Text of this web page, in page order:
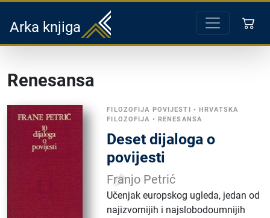
Arka knjiga
Renesansa
FILOZOFIJA POVIJESTI •HRVATSKA
FILOZOFIJA • RENESANSA
Deset dijaloga o
povijesti
Franjo Petrić
Učenjak europskog ugleda, jedan od
najizvornijih i najslobodoumnijih